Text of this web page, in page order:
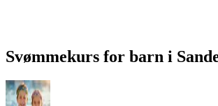
Svømmekurs for barn i